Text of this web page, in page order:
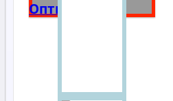
Оптинский